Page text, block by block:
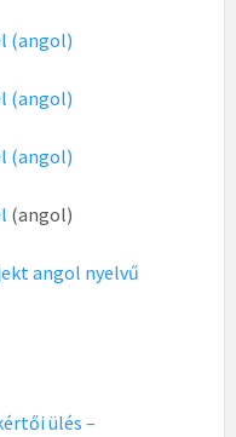
(angol)
(angol)
(angol)
(angol)
angol nyelvű
ülés –